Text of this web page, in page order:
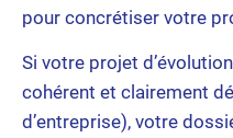
pour concrétiser votre
Si votre projet
cohérent et clairement
d’entreprise), votre